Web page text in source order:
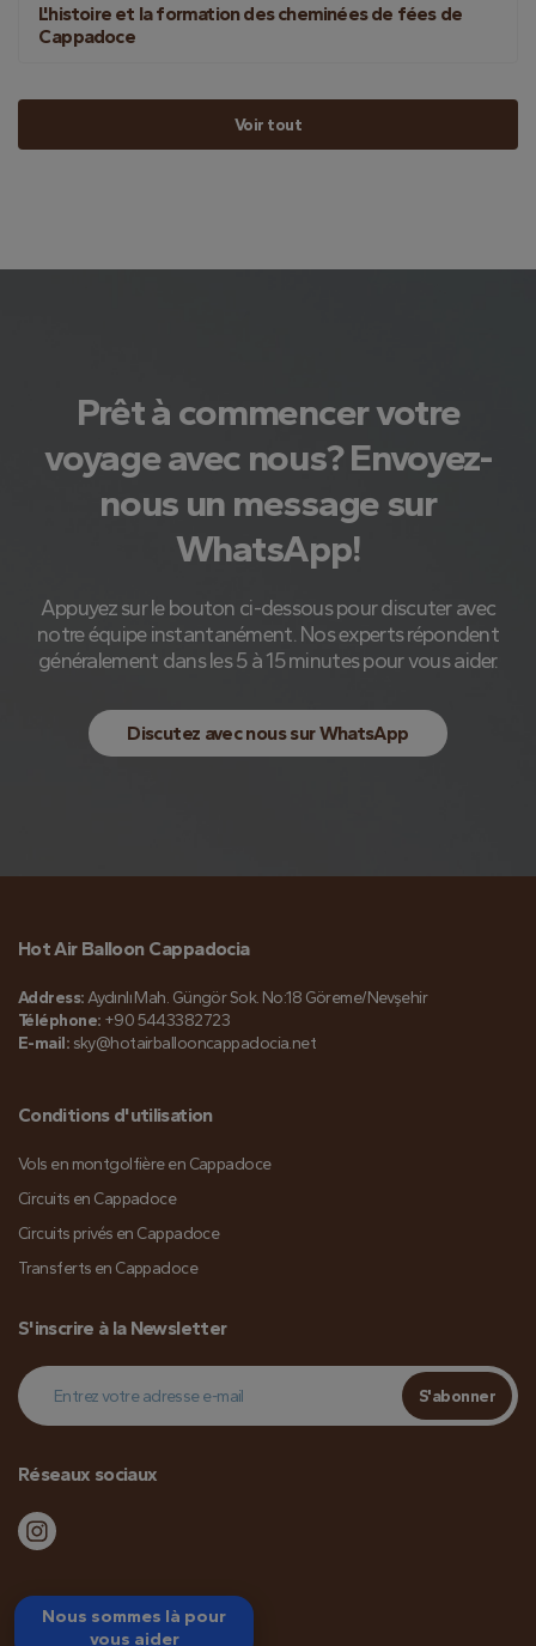
L'histoire et la formation des cheminées de fées de
Cappadoce
Voir tout
Prêt à commencer votre
voyage avec nous? Envoyez-
nous un message sur
WhatsApp!
Appuyez sur le bouton ci-dessous pour discuter avec
notre équipe instantanément. Nos experts répondent
généralement dans les 5 à 15 minutes pour vous aider.
Discutez avec nous sur WhatsApp
Hot Air Balloon Cappadocia
Address:Aydınlı Mah. Güngör Sok. No:18 Göreme/Nevşehir
Téléphone: +90 5443382723
E-mail: sky@hotairballooncappadocia.net
Conditions d'utilisation
Vols en montgolfière en Cappadoce
Circuits en Cappadoce
Circuits privés en Cappadoce
Transferts en Cappadoce
S'inscrire à la Newsletter
S'abonner
Réseaux sociaux
Nous sommes là pour
vous aider